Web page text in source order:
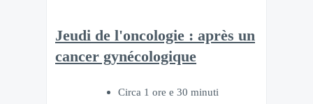
Jeudi de l'oncologie : après un
cancer gynécologique
Circa 1 ore e 30 minuti